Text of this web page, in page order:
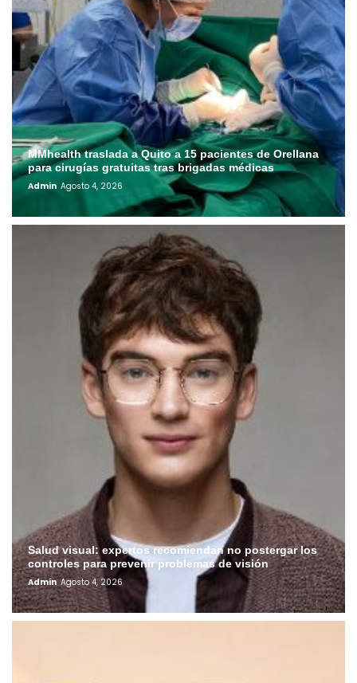
MMhealth traslada a Quito a 15 pacientes de Orellana
para cirugías gratuitas tras brigadas médicas
Admin Agosto 4, 2026
Salud visual: expertos recomiendan no postergar los
controles para prevenir problemas de visión
Admin Agosto 4, 2026